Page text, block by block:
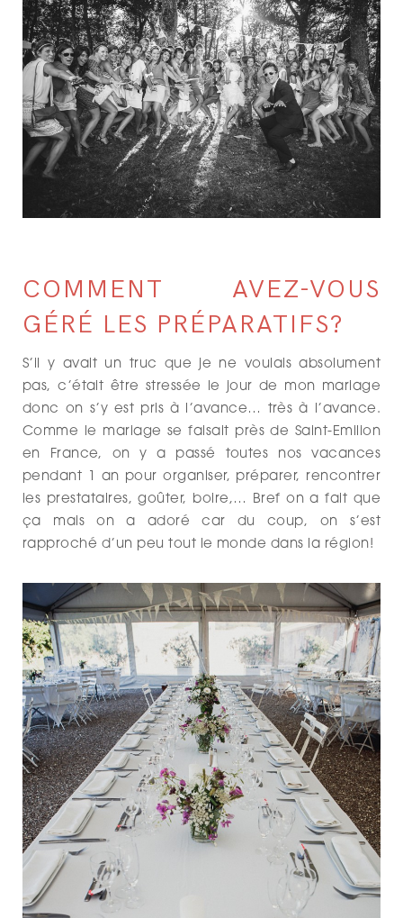
COMMENT AVEZ-VOUS
GÉRÉ LES PRÉPARATIFS?
S’il y avait un truc que je ne voulais absolument
pas, c’était être stressée le jour de mon mariage
donc on s’y est pris à l’avance… très à l’avance.
Comme le mariage se faisait près de Saint-Emilion
en France, on y a passé toutes nos vacances
pendant 1 an pour organiser, préparer, rencontrer
les prestataires, goûter, boire,… Bref on a fait que
ça mais on a adoré car du coup, on s’est
rapproché d’un peu tout le monde dans la région!